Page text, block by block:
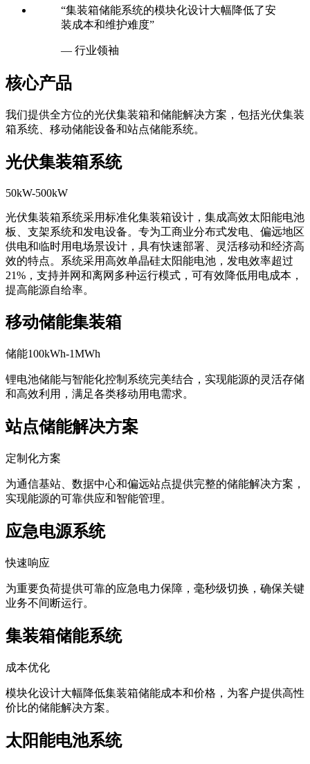
“集装箱储能系统的模块化设计大幅降低了安
装成本和维护难度”
— 行业领袖
核心产品
我们提供全方位的光伏集装箱和储能解决方案，包括光伏集装
箱系统、移动储能设备和站点储能系统。
光伏集装箱系统
50kW-500kW
光伏集装箱系统采用标准化集装箱设计，集成高效太阳能电池
板、支架系统和发电设备。专为工商业分布式发电、偏远地区
供电和临时用电场景设计，具有快速部署、灵活移动和经济高
效的特点。系统采用高效单晶硅太阳能电池，发电效率超过
21%，支持并网和离网多种运行模式，可有效降低用电成本，
提高能源自给率。
移动储能集装箱
储能100kWh-1MWh
锂电池储能与智能化控制系统完美结合，实现能源的灵活存储
和高效利用，满足各类移动用电需求。
站点储能解决方案
定制化方案
为通信基站、数据中心和偏远站点提供完整的储能解决方案，
实现能源的可靠供应和智能管理。
应急电源系统
快速响应
为重要负荷提供可靠的应急电力保障，毫秒级切换，确保关键
业务不间断运行。
集装箱储能系统
成本优化
模块化设计大幅降低集装箱储能成本和价格，为客户提供高性
价比的储能解决方案。
太阳能电池系统